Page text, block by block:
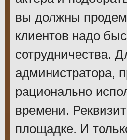
вы должны
клиентов надо
сотрудничества.
администратора,
рационально
времени.
площадке. И